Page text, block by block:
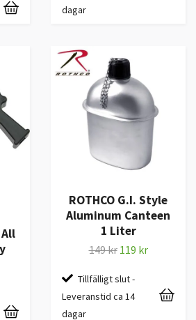
dagar
ROTHCO G.I. Style
Aluminum Canteen
1 Liter
149 kr 119 kr
Tillfälligt slut -
Leveranstid ca 14
dagar